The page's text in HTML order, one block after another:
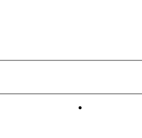
Энциклопедия кошек Детская